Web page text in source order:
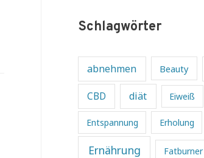
Schlagwörter
abnehmen Beauty
CBD diät Eiweiß
Entspannung Erholung
Ernährung Fatburner